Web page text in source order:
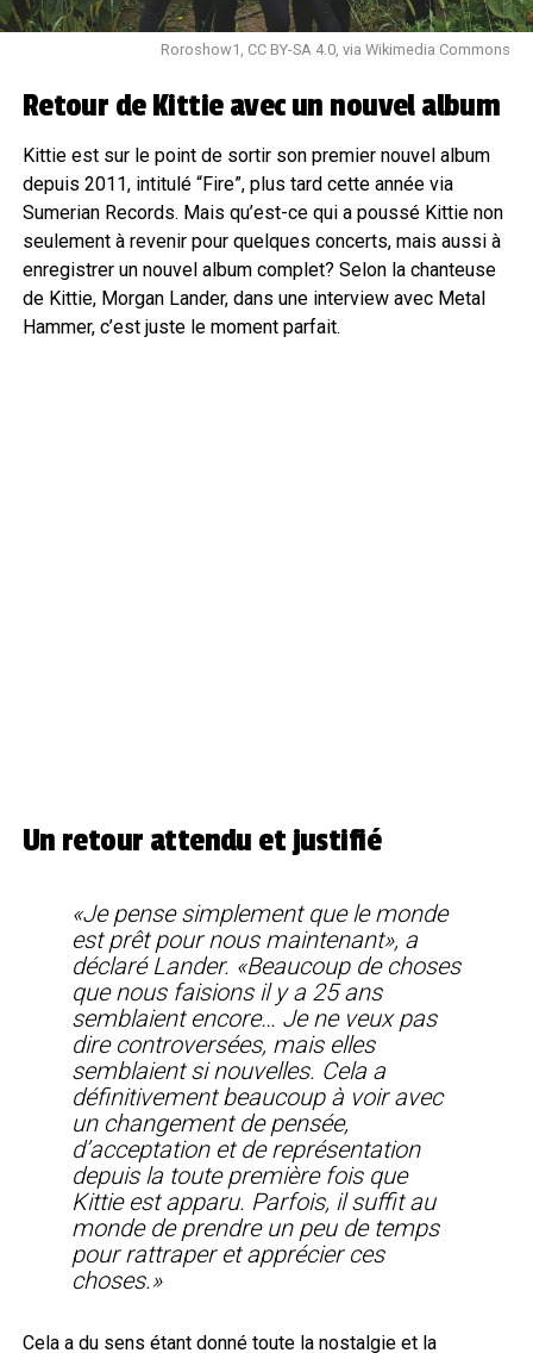
Roroshow1, CC BY-SA 4.0, via Wikimedia Commons
Retour de Kittie avec un nouvel album
Kittie est sur le point de sortir son premier nouvel album
depuis 2011, intitulé “Fire”, plus tard cette année via
Sumerian Records. Mais qu’est-ce qui a poussé Kittie non
seulement à revenir pour quelques concerts, mais aussi à
enregistrer un nouvel album complet? Selon la chanteuse
de Kittie, Morgan Lander, dans une interview avec Metal
Hammer, c’est juste le moment parfait.
Un retour attendu et justifié
«Je pense simplement que le monde
est prêt pour nous maintenant», a
déclaré Lander. «Beaucoup de choses
que nous faisions il y a 25 ans
semblaient encore… Je ne veux pas
dire controversées, mais elles
semblaient si nouvelles. Cela a
définitivement beaucoup à voir avec
un changement de pensée,
d’acceptation et de représentation
depuis la toute première fois que
Kittie est apparu. Parfois, il suffit au
monde de prendre un peu de temps
pour rattraper et apprécier ces
choses.»
Cela a du sens étant donné toute la nostalgie et la